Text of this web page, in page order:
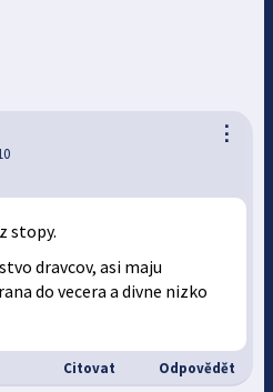
⋮
stopy.
dravcov, asi maju
do vecera a divne nizko
Citovat Odpovědět